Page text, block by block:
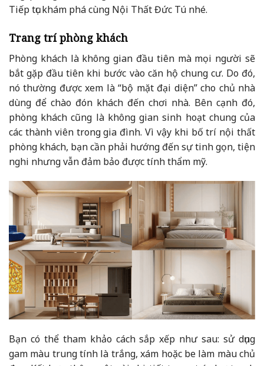
Tiếp tục khám phá cùng Nội Thất Đức Tú nhé.
Trang trí phòng khách
Phòng khách là không gian đầu tiên mà mọi người sẽ
bắt gặp đầu tiên khi bước vào căn hộ chung cư. Do đó,
nó thường được xem là “bộ mặt đại diện” cho chủ nhà
dùng để chào đón khách đến chơi nhà. Bên cạnh đó,
phòng khách cũng là không gian sinh hoạt chung của
các thành viên trong gia đình. Vì vậy khi bố trí nội thất
phòng khách, bạn cần phải hướng đến sự tinh gọn, tiện
nghi nhưng vẫn đảm bảo được tính thẩm mỹ.
Bạn có thể tham khảo cách sắp xếp như sau: sử dụng
gam màu trung tính là trắng, xám hoặc be làm màu chủ